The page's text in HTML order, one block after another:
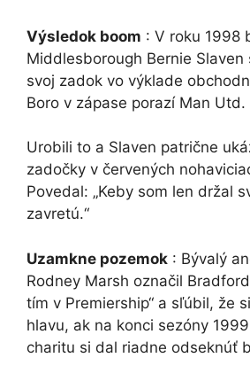
Výsledok boom : V roku 1998
Middlesborough Bernie
svoj zadok vo výklade
Boro v zápase porazí Man Utd.
Urobili to a Slaven patrične
zadočky v červených
Povedal: „Keby som len držal
zavretú.“
Uzamkne pozemok : Bývalý
Rodney Marsh označil
tím v Premiership“ a sľúbil, že
hlavu, ak na konci sezóny
charitu si dal riadne odseknúť